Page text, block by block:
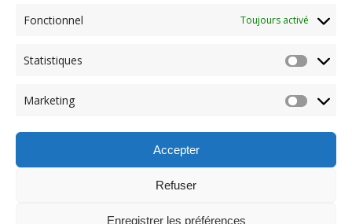
Fonctionnel Toujours activé
Statistiques
Marketing
Accepter
Refuser
Enregistrer les préférences
Navigation
de
l'article
Previous:
post: